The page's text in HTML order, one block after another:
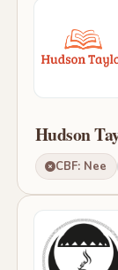
Hudson
CBF: Nee